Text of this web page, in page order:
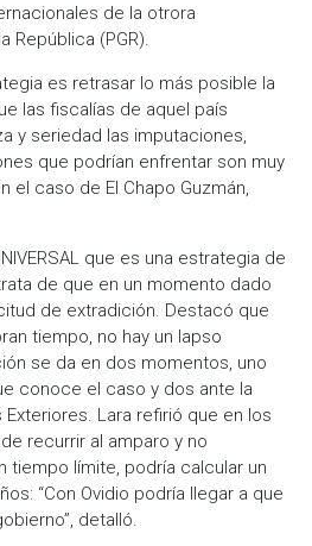
de la otrora
República (PGR).
es retrasar lo más posible la
las fiscalías de aquel país
y seriedad las imputaciones,
que podrían enfrentar son muy
el caso de El Chapo Guzmán,
que es una estrategia de
de que en un momento dado
de extradición. Destacó que
tiempo, no hay un lapso
se da en dos momentos, uno
conoce el caso y dos ante la
Lara refirió que en los
recurrir al amparo y no
tiempo límite, podría calcular un
“Con Ovidio podría llegar a que
detalló.